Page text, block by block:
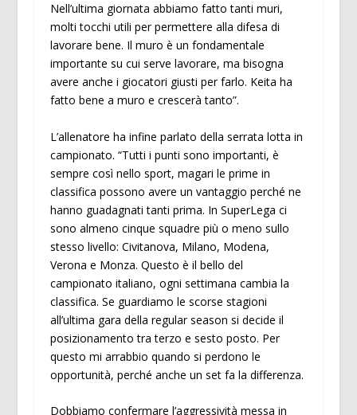
Nell’ultima giornata abbiamo fatto tanti muri,
molti tocchi utili per permettere alla difesa di
lavorare bene. Il muro è un fondamentale
importante su cui serve lavorare, ma bisogna
avere anche i giocatori giusti per farlo. Keita ha
fatto bene a muro e crescerà tanto”.
L’allenatore ha infine parlato della serrata lotta in
campionato. “Tutti i punti sono importanti, è
sempre così nello sport, magari le prime in
classifica possono avere un vantaggio perché ne
hanno guadagnati tanti prima. In SuperLega ci
sono almeno cinque squadre più o meno sullo
stesso livello: Civitanova, Milano, Modena,
Verona e Monza. Questo è il bello del
campionato italiano, ogni settimana cambia la
classifica. Se guardiamo le scorse stagioni
all’ultima gara della regular season si decide il
posizionamento tra terzo e sesto posto. Per
questo mi arrabbio quando si perdono le
opportunità, perché anche un set fa la differenza.
Dobbiamo confermare l’aggressività messa in